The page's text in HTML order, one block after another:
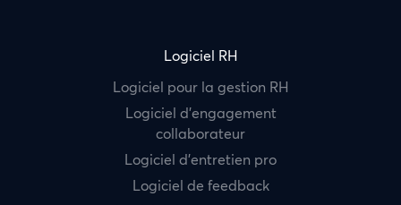
Logiciel RH
Logiciel pour la gestion RH
Logiciel d’engagement
collaborateur
Logiciel d’entretien pro
Logiciel de feedback